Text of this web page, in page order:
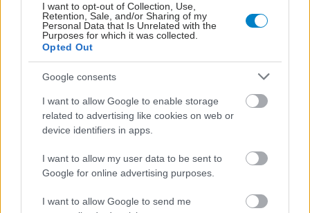
I want to opt-out of Collection, Use,
Retention, Sale, and/or Sharing of my
Personal Data that Is Unrelated with the
Purposes for which it was collected.
Opted Out
Google consents
I want to allow Google to enable storage
related to advertising like cookies on web or
device identifiers in apps.
I want to allow my user data to be sent to
Google for online advertising purposes.
I want to allow Google to send me